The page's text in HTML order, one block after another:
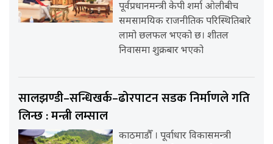
पूर्वप्रधानमन्त्री केपी शर्मा ओलीबीच
समसामयिक राजनीतिक परिस्थितिबारे
लामो छलफल भएको छ। शीतल
निवासमा शुक्रबार भएको
सालझण्डी–सन्धिखर्क–ढोरपाटन सडक निर्माणले गति
लिन्छ : मन्त्री लम्साल
काठमाडौँ । पूर्वाधार विकासमन्त्री